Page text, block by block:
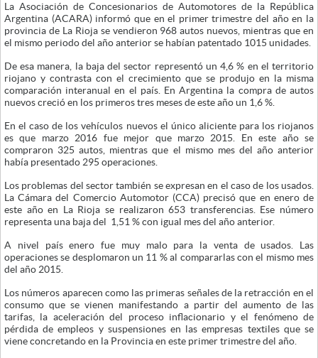
La Asociación de Concesionarios de Automotores de la República
Argentina (ACARA) informó que en el primer trimestre del año en la
provincia de La Rioja se vendieron 968 autos nuevos, mientras que en
el mismo periodo del año anterior se habían patentado 1015 unidades.
De esa manera, la baja del sector representó un 4,6 % en el territorio
riojano y contrasta con el crecimiento que se produjo en la misma
comparación interanual en el país. En Argentina la compra de autos
nuevos creció en los primeros tres meses de este año un 1,6 %.
En el caso de los vehículos nuevos el único aliciente para los riojanos
es que marzo 2016 fue mejor que marzo 2015. En este año se
compraron 325 autos, mientras que el mismo mes del año anterior
había presentado 295 operaciones.
Los problemas del sector también se expresan en el caso de los usados.
La Cámara del Comercio Automotor (CCA) precisó que en enero de
este año en La Rioja se realizaron 653 transferencias. Ese número
representa una baja del 1,51 % con igual mes del año anterior.
A nivel país enero fue muy malo para la venta de usados. Las
operaciones se desplomaron un 11 % al compararlas con el mismo mes
del año 2015.
Los números aparecen como las primeras señales de la retracción en el
consumo que se vienen manifestando a partir del aumento de las
tarifas, la aceleración del proceso inflacionario y el fenómeno de
pérdida de empleos y suspensiones en las empresas textiles que se
viene concretando en la Provincia en este primer trimestre del año.